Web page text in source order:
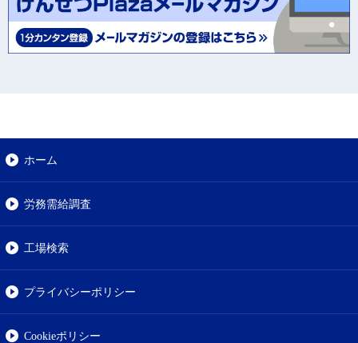
ホーム
労務需給調査
工場検索
プライバシーポリシー
Cookieポリシー